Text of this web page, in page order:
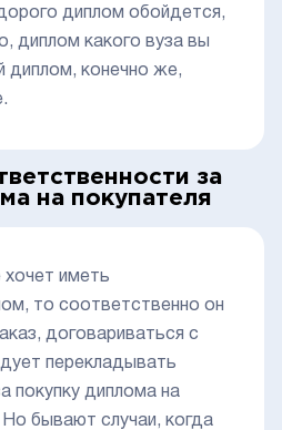
диплом обойдется,
диплом какого вуза вы
диплом, конечно же,
за
на покупателя
хочет иметь
то соответственно он
договариваться с
перекладывать
покупку диплома на
Но бывают случаи, когда